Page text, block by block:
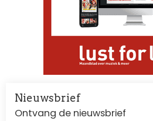
Nieuwsbrief
Ontvang de nieuwsbrief